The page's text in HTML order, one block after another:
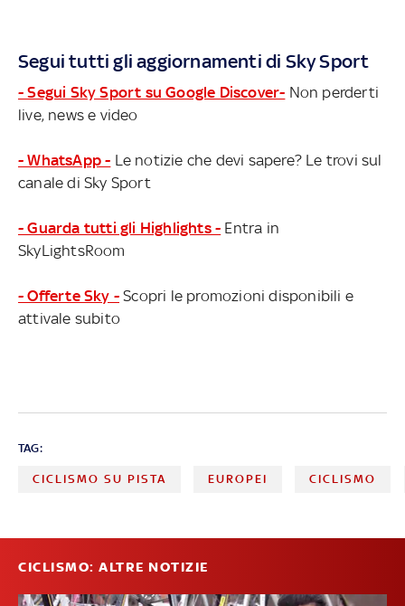
Segui tutti gli aggiornamenti di Sky Sport
- Segui Sky Sport su Google Discover- Non perderti
live, news e video
- WhatsApp - Le notizie che devi sapere? Le trovi sul
canale di Sky Sport
- Guarda tutti gli Highlights - Entra in
SkyLightsRoom
- Offerte Sky - Scopri le promozioni disponibili e
attivale subito
TAG:
CICLISMO SU PISTA EUROPEI CICLISMO
CICLISMO: ALTRE NOTIZIE